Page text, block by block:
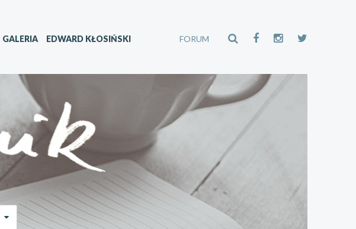
FORUM
GALERIA EDWARD KŁOSIŃSKI